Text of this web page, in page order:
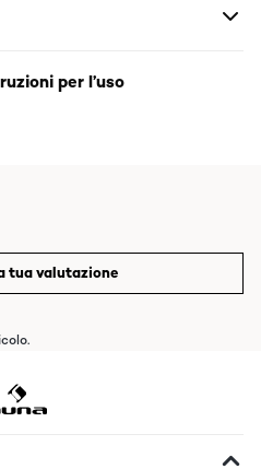
per l’uso
tua valutazione